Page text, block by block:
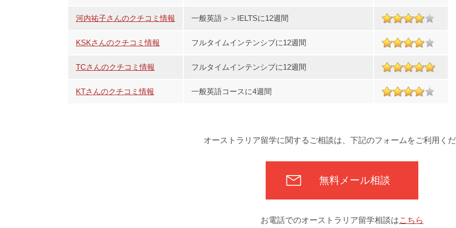
河内祐子さんのクチコミ情報 一般英語＞＞IELTSに12週間
KSKさんのクチコミ情報 フルタイムインテンシブに12週間
TCさんのクチコミ情報 フルタイムインテンシブに12週間
KTさんのクチコミ情報 一般英語コースに4週間
オーストラリア留学に関するご相談は、下記のフォームをご利用く
無料メール相談
お電話でのオーストラリア留学相談はこちら